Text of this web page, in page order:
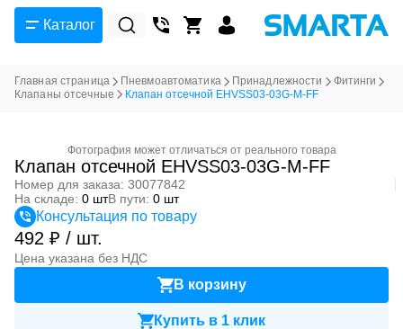
Каталог
Главная страница Пневмоавтоматика Принадлежности
Фитинги
Клапаны отсечные
Клапан отсечной EHVSS03-03G-M-FF
Фотография может отличаться от реального товара
Клапан отсечной EHVSS03-03G-M-FF
Номер для заказа: 30077842
На складе: 0 штВ пути: 0 шт
Консультация по товару
492 ₽ / шт.
Цена указана без НДС
В корзину
Купить в 1 клик